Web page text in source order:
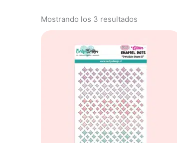
Mostrando los 3 resultados